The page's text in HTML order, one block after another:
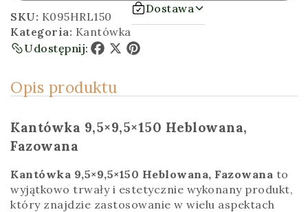
SKU: K095HRL150
Kategoria: Kantówka
Dostawa
Udostępnij:
Opis produktu
Kantówka 9,5×9,5×150 Heblowana,
Fazowana
Kantówka 9,5×9,5×150 Heblowana, Fazowana to
wyjątkowo trwały i estetycznie wykonany produkt,
który znajdzie zastosowanie w wielu aspektach